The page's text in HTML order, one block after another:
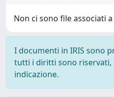
Non ci sono file associati
I documenti in IRIS sono
tutti i diritti sono riservati,
indicazione.